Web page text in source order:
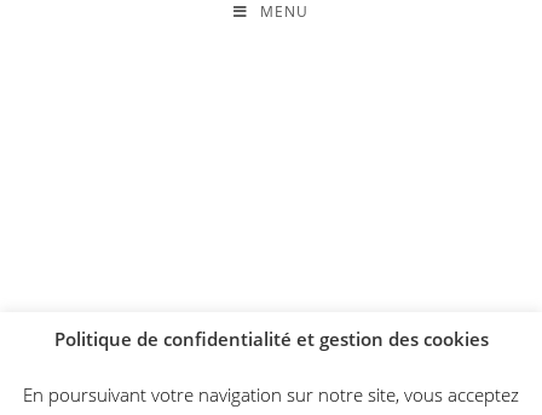
MENU
Politique de confidentialité et gestion des cookies
En poursuivant votre navigation sur notre site, vous acceptez